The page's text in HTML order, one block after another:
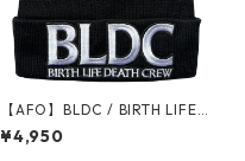
【AFO】BLDC / BIRTH LIFE
DEATH CREW KNIT CAP ニッ
トキャップ【BLACK】RED EY
¥4,950